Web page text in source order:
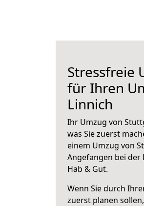
Stressfreie
für Ihren
Linnich
Ihr Umzug von
was Sie zuerst
einem Umzug von
Angefangen bei der
Hab & Gut.
Wenn Sie durch
zuerst planen